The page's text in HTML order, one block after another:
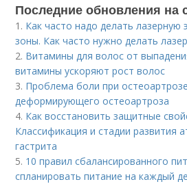
Последние обновления на
1. Как часто надо делать лазерную
зоны. Как часто нужно делать
2. Витамины для волос от
витамины ускоряют рост волос
3. Проблема боли при
деформирующего остеоартроза
4. Как восстановить защитные
Классификация и стадии развития
гастрита
5. 10 правил сбалансированного
спланировать питание на каждый